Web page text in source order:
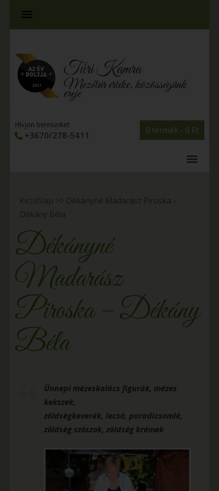
Túri Kamra
Mezőtúr értéke, közösségünk
ereje
0 termék - 0 Ft
Hívjon bennünket
+3670/278-5411
Kezdőlap >> Dékányné Madarász Piroska –
Dékány Béla
Dékányné
Madarász
Piroska – Dékány
Béla
Ünnepi mézeskalács figurák, mézes
kekszek,
zöldségkeverék, lecsó, paradicsomlé,
zöldség szószok, zöldség krémek